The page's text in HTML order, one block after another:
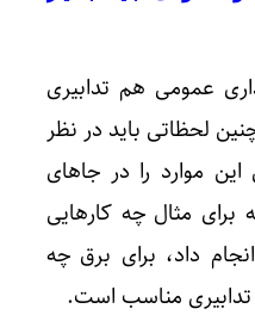
عمومی هم تدابیری
لحظاتی باید در نظر
موارد را در جاهای
مثال چه کارهایی
داد، برای برق چه
تدابیری مناسب است.